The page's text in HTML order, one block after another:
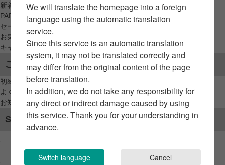
新着アイテムから探す
PARCO限定アイテムから探す
セールアイテムから探す
お気に入りから探す
キャンペーン/クーポン対象から探す
ご利用案内
初めてのお客様へ
よくあるご質問 / お問い合わせ
お知らせ
SNSアカウント
We will translate the homepage into a foreign
language using the automatic translation
service.
Since this service is an automatic translation
system, it may not be translated correctly and
may differ from the original content of the page
before translation.
In addition, we do not take any responsibility for
any direct or indirect damage caused by using
this service. Thank you for your understanding in
advance.
Switch language Cancel